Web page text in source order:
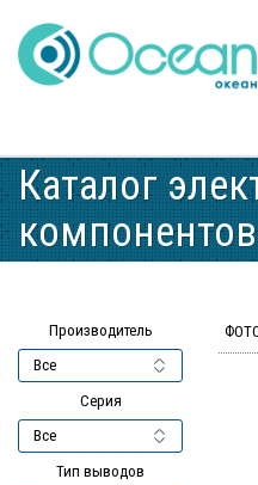
Каталог
компонентов
Производитель
Серия
Тип выводов